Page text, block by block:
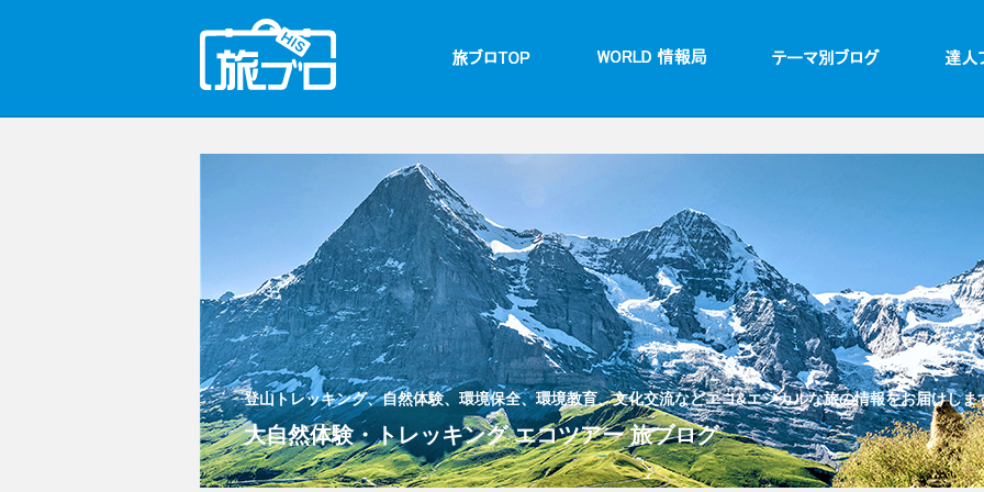
登山トレッキング、自然体験、環境保全、環境教育、文化交流などエコ&エシカルな旅の情報をお届けしま
大自然体験・トレッキング エコツアー 旅ブログ